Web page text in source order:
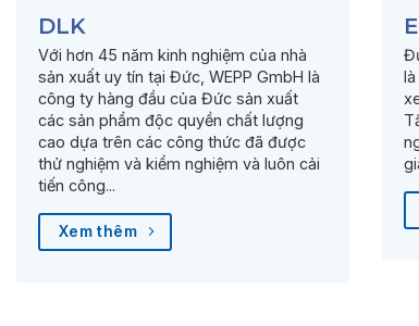
DLK
Với hơn 45 năm kinh nghiệm của nhà
sản xuất uy tín tại Đức, WEPP GmbH là
công ty hàng đầu của Đức sản xuất
các sản phẩm độc quyền chất lượng
cao dựa trên các công thức đã được
thử nghiệm và kiểm nghiệm và luôn cải
tiến công...
Xem thêm